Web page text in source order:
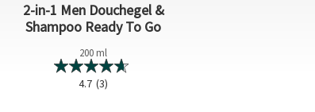
2-in-1 Men Douchegel &
Shampoo Ready To Go
200 ml
4.7 (3)